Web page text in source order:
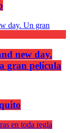
new day.
gran película